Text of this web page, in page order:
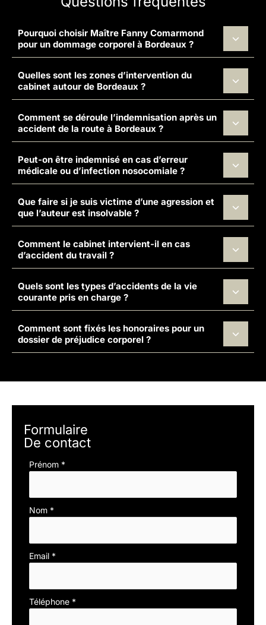
Pourquoi choisir Maître Fanny Comarmond
pour un dommage corporel à Bordeaux ?
Quelles sont les zones d’intervention du
cabinet autour de Bordeaux ?
Comment se déroule l’indemnisation après un
accident de la route à Bordeaux ?
Peut-on être indemnisé en cas d’erreur
médicale ou d’infection nosocomiale ?
Que faire si je suis victime d’une agression et
que l’auteur est insolvable ?
Comment le cabinet intervient-il en cas
d’accident du travail ?
Quels sont les types d’accidents de la vie
courante pris en charge ?
Comment sont fixés les honoraires pour un
dossier de préjudice corporel ?
Formulaire
De contact
Formulaire
Prénom *
Nom *
Email *
Téléphone *